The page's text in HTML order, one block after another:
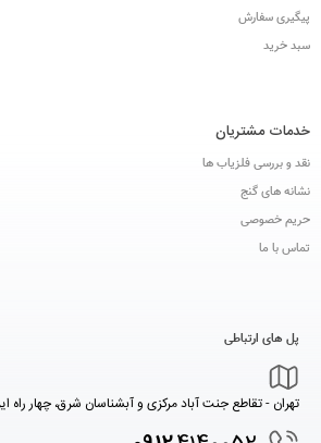
پیگیری سفارش
سبد خرید
خدمات مشتریان
نقد و بررسی فلزیاب ها
نشانه های گنج
حریم خصوصی
تماس با ما
پل های ارتباطی
تهران - تقاطع جنت آباد مرکزی و آبشناسان شرق، چهار راه